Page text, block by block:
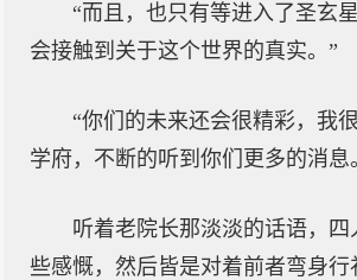
“而且，也只有等进入了圣玄
会接触到关于这个世界的真实。”
“你们的未来还会很精彩，我
学府，不断的听到你们更多的消息
听着老院长那淡淡的话语，四
些感慨，然后皆是对着前者弯身行